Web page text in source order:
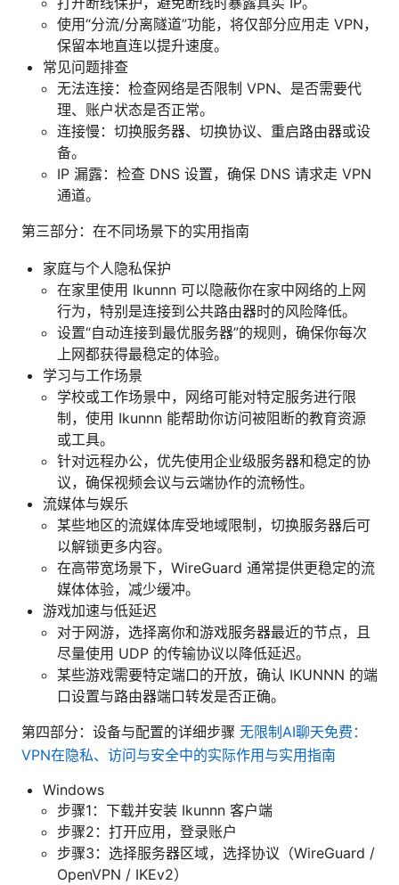
使用“分流/分离隧道”功能，将仅部分应用走 VPN，
保留本地直连以提升速度。
常见问题排查
无法连接：检查网络是否限制 VPN、是否需要代
理、账户状态是否正常。
连接慢：切换服务器、切换协议、重启路由器或设
备。
IP 漏露：检查 DNS 设置，确保 DNS 请求走 VPN
通道。
第三部分：在不同场景下的实用指南
家庭与个人隐私保护
在家里使用 Ikunnn 可以隐蔽你在家中网络的上网
行为，特别是连接到公共路由器时的风险降低。
设置“自动连接到最优服务器”的规则，确保你每次
上网都获得最稳定的体验。
学习与工作场景
学校或工作场景中，网络可能对特定服务进行限
制，使用 Ikunnn 能帮助你访问被阻断的教育资源
或工具。
针对远程办公，优先使用企业级服务器和稳定的协
议，确保视频会议与云端协作的流畅性。
流媒体与娱乐
某些地区的流媒体库受地域限制，切换服务器后可
以解锁更多内容。
在高带宽场景下，WireGuard 通常提供更稳定的流
媒体体验，减少缓冲。
游戏加速与低延迟
对于网游，选择离你和游戏服务器最近的节点，且
尽量使用 UDP 的传输协议以降低延迟。
某些游戏需要特定端口的开放，确认 IKUNNN 的端
口设置与路由器端口转发是否正确。
第四部分：设备与配置的详细步骤 无限制AI聊天免费：
VPN在隐私、访问与安全中的实际作用与实用指南
Windows
步骤1：下载并安装 Ikunnn 客户端
步骤2：打开应用，登录账户
步骤3：选择服务器区域，选择协议（WireGuard /
OpenVPN / IKEv2）